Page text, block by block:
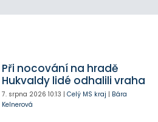
Při nocování na hradě
Hukvaldy lidé odhalili vraha
7. srpna 2026 10:13 | Celý MS kraj | Bára
Kelnerová